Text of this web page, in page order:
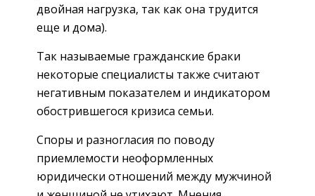
двойная нагрузка, так как она трудится
еще и дома).
Так называемые гражданские браки
некоторые специалисты также считают
негативным показателем и индикатором
обострившегося кризиса семьи.
Споры и разногласия по поводу
приемлемости неоформленных
юридически отношений между мужчиной